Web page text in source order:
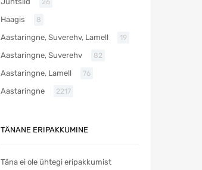
26
Haagis 8
Aastaringne, Suverehv, Lamell 19
Aastaringne, Suverehv 82
Aastaringne, Lamell 76
Aastaringne 2217
TÄNANE ERIPAKKUMINE
Täna ei ole ühtegi eripakkumist